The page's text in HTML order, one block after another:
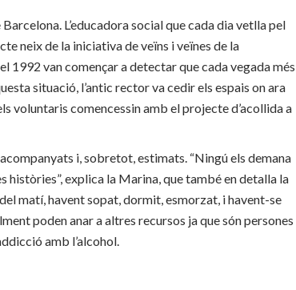
L’educadora social que cada dia vetlla pel
neix de la iniciativa de veïns i veïnes de la
1992 van començar a detectar que cada vegada més
situació, l’antic rector va cedir els espais on ara
voluntaris comencessin amb el projecte d’acollida a
i, sobretot, estimats. “Ningú els demana
històries”, explica la Marina, que també en detalla la
matí, havent sopat, dormit, esmorzat, i havent-se
poden anar a altres recursos ja que són persones
amb l’alcohol.